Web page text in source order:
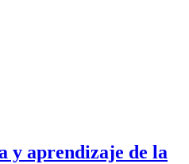
y aprendizaje de la